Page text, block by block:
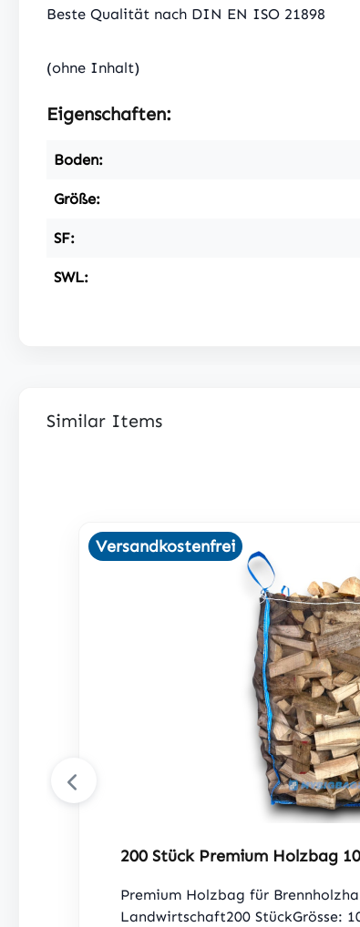
Beste Qualität nach DIN EN ISO 21898
(ohne Inhalt)
Eigenschaften:
Boden:
Größe:
SF:
SWL:
Similar Items
Versandkostenfrei
200 Stück Premium Holzbag
Premium Holzbag für
Landwirtschaft200 StückGrösse: